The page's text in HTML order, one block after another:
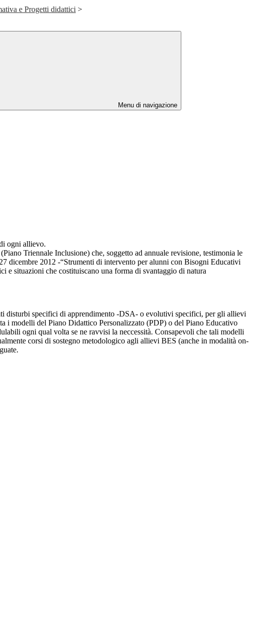
e Progetti didattici >
Menu di navigazione
ogni allievo.
Triennale Inclusione) che, soggetto ad annuale revisione, testimonia le
dicembre 2012 -“Strumenti di intervento per alunni con Bisogni Educativi
e situazioni che costituiscano una forma di svantaggio di natura
disturbi specifici di apprendimento -DSA- o evolutivi specifici, per gli allievi
i modelli del Piano Didattico Personalizzato (PDP) o del Piano Educativo
ogni qual volta se ne ravvisi la neccessità. Consapevoli che tali modelli
corsi di sostegno metodologico agli allievi BES (anche in modalità on-